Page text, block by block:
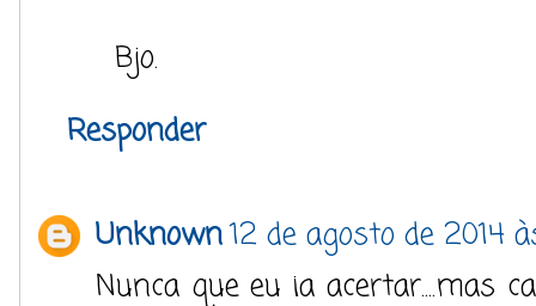
Bjo.
Responder
Unknown12 de agosto de 2014
Nunca que eu ia acertar....mas